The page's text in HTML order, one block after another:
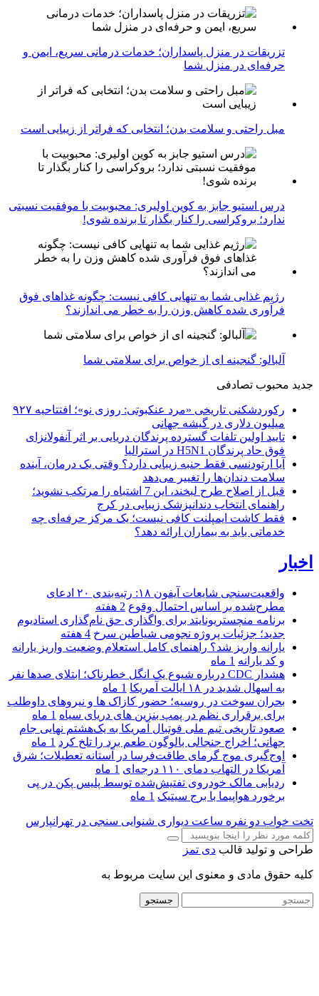
تزریقات در منزل پاسداران؛ خدمات درمانی سریع، ایمن و
حرفه‌ای در منزل شما
مبل راحتی و سلامت بدن؛ انتخابی که فراتر از زیبایی است
درس استیو جابز به کوین اولیری: محبوبیت با موفقیت نسبتی
ندارد؛ بروکراسی را کنار بگذار تا برنده شوی!
رژیم غذایی شما به تنهایی کافی نیست: چگونه غذاهای فوق
فرآوری شده کاهش وزن را به خطر می اندازند؟
آلبالو: گنجینه ای از خواص برای سلامتی شما
جدید محبوب تصادفی
رکوردشکنی تاریخی «مرد عنکبوتی: روزی نو»؛ افتتاحیه ۹۲۷
میلیون دلاری در گیشه جهانی
تایید اولین تلفات گسترده پرندگان دریایی بر اثر آنفولانزای
فوق حاد پرندگان H5N1 در استرالیا
آیا ارتودنسی فقط جنبه زیبایی دارد؟ وقتی یک درمان، آینده
سلامت دندان‌ها را تغییر می‌دهد
قبل از اصلاح طرح لبخند، این 7 اشتباه را مرتکب نشوید؛
راهنمای انتخاب دندانپزشک زیبایی در کرج
فقط کاشت ایمپلنت کافی نیست؛ یک مرکز حرفه‌ای چه
خدماتی باید به بیماران ارائه دهد؟
اخبار
واقعیت‌سنجی شایعات آیفون ۱۸: رتبه‌بندی ۲۰ ادعای
مطرح‌شده بر اساس احتمال وقوع 2 هفته
برنامه منچستریونایتد برای واگذاری حق نام‌گذاری استادیوم
جدید؛ جزئیات پروژه نجومی شیاطین سرخ 4 هفته
یارانه واریز شد؟ راهنمای کامل استعلام وضعیت واریز یارانه
و کد یارانه 1 ماه
هشدار CDC درباره شیوع یک انگل خطرناک؛ ابتلای صدها نفر
به اسهال شدید در ۱۸ ایالت آمریکا
1 ماه
بحران سوخت در روسیه؛ حضور کازاک‌ ها و نیروهای داوطلب
برای برقراری نظم در پمپ بنزین‌ های دریای سیاه 1 ماه
صعود تاریخی تیم ملی فوتبال آمریکا به یک‌هشتم نهایی جام
جهانی؛ اخراج جنجالی بالوگون طعم برد را تلخ کرد 1 ماه
اوج‌گیری موج گرمای طاقت‌فرسا در آستانه تعطیلات؛ شرق
آمریکا در التهاب دمای ۱۱۰ درجه‌ای
1 ماه
ردیابی مالک خودروی تفتیش‌شده توسط پلیس پکن در پی
برخورد هواپیما با برج سیتیک 1 ماه
تخت خواب دو نفره ساعت دیواری شنوایی سنجی در تهرانپارس
طراحی و تولید قالب دی تمز
کلیه حقوق مادی و معنوی این سایت مربوط به
جستجو